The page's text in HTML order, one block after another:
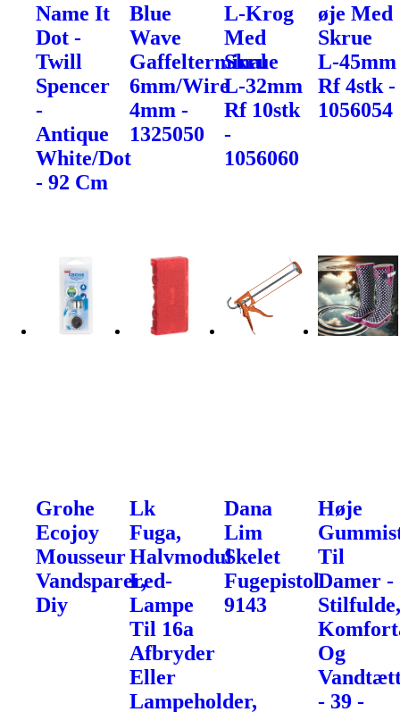
Name It
Dot -
Twill
Spencer
-
Antique
White/Dot
- 92 Cm
Blue
Wave
Gaffelterminal
6mm/Wire
4mm -
1325050
L-Krog
Med
Skrue
L-32mm
Rf 10stk
-
1056060
øje Med
Skrue
L-45mm
Rf 4stk -
1056054
Grohe
Ecojoy
Mousseur
Vandsparer,
Diy
Lk
Fuga,
Halvmodul
Led-
Lampe
Til 16a
Afbryder
Eller
Lampeholder,
Dana
Lim
Skelet
Fugepistol
9143
Høje
Til
Damer -
Og
- 39 -